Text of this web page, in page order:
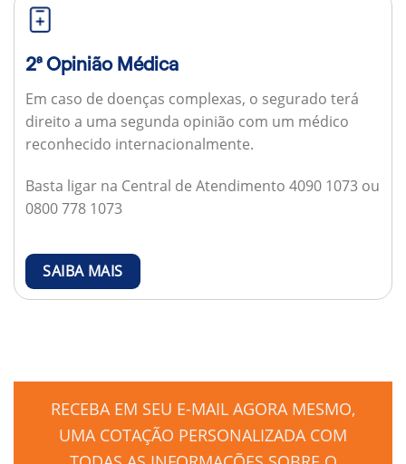
2ª Opinião Médica
Em caso de doenças complexas, o segurado terá
direito a uma segunda opinião com um médico
reconhecido internacionalmente.
Basta ligar na Central de Atendimento 4090 1073 ou
0800 778 1073
SAIBA MAIS
RECEBA EM SEU E-MAIL AGORA MESMO,
UMA COTAÇÃO PERSONALIZADA COM